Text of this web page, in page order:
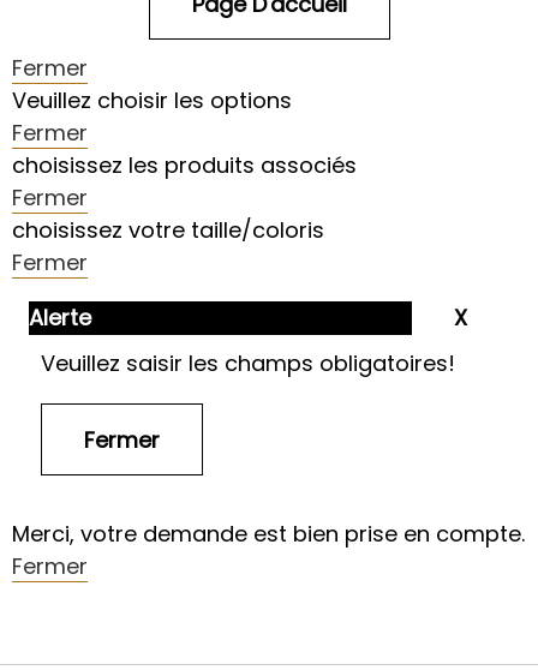
Fermer
Veuillez choisir les options
Fermer
choisissez les produits associés
Fermer
choisissez votre taille/coloris
Fermer
Alerte
Veuillez saisir les champs obligatoires!
Merci, votre demande est bien prise en compte.
Fermer